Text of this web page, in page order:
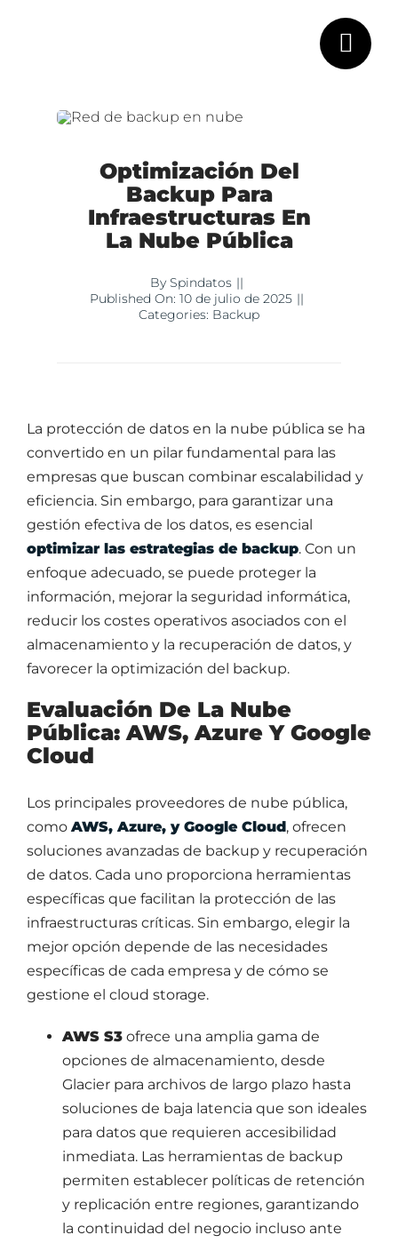
Optimización Del
Backup Para
Infraestructuras En
La Nube Pública
By Spindatos ||
Published On: 10 de julio de 2025 ||
Categories: Backup
La protección de datos en la nube pública se ha
convertido en un pilar fundamental para las
empresas que buscan combinar escalabilidad y
eficiencia. Sin embargo, para garantizar una
gestión efectiva de los datos, es esencial
optimizar las estrategias de backup. Con un
enfoque adecuado, se puede proteger la
información, mejorar la seguridad informática,
reducir los costes operativos asociados con el
almacenamiento y la recuperación de datos, y
favorecer la optimización del backup.
Evaluación De La Nube
Pública: AWS, Azure Y Google
Cloud
Los principales proveedores de nube pública,
comoAWS, Azure, y Google Cloud, ofrecen
soluciones avanzadas de backup y recuperación
de datos. Cada uno proporciona herramientas
específicas que facilitan la protección de las
infraestructuras críticas. Sin embargo, elegir la
mejor opción depende de las necesidades
específicas de cada empresa y de cómo se
gestione el cloud storage.
AWS S3ofrece una amplia gama de
opciones de almacenamiento, desde
Glacier para archivos de largo plazo hasta
soluciones de baja latencia que son ideales
para datos que requieren accesibilidad
inmediata. Las herramientas de backup
permiten establecer políticas de retención
y replicación entre regiones, garantizando
la continuidad del negocio incluso ante